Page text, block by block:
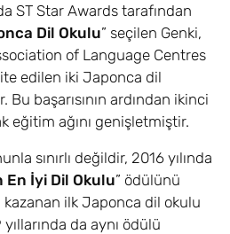
ST Star Awards tarafından
Dil Okulu” seçilen Genki,
of Language Centres
edilen iki Japonca dil
başarısının ardından ikinci
eğitim ağını genişletmiştir.
sınırlı değildir, 2016 yılında
En İyi Dil Okulu” ödülünü
ilk Japonca dil okulu
da aynı ödülü